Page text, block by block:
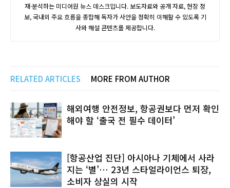
재·분석하는 미디어원 뉴스 데스크입니다. 보도자료와 공개 자료, 현장 정
보, 국내외 주요 흐름을 종합해 독자가 사안을 정확히 이해할 수 있도록 기
사와 해설 콘텐츠를 제공합니다.
RELATED ARTICLES MORE FROM AUTHOR
해외여행 안전정보, 항공권보다 먼저 확인
해야 할 ‘출국 전 필수 데이터’
[항공산업 진단] 아시아나 기체에서 사라
지는 ‘별’… 23년 스타얼라이언스 퇴장,
소비자 상실의 시작